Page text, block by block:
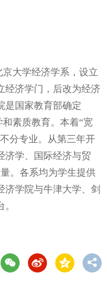
大学经济学系，设立
经济学门，后改为经济
是国家教育部确定
和素质教育。本着“宽
分专业。从第三年开
济学、国际经济与贸
。各系均为学生提供
济学院与牛津大学、剑